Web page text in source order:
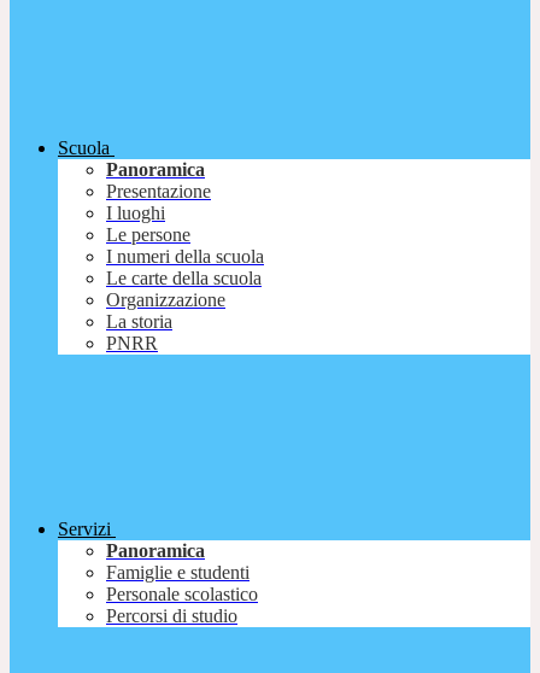
Scuola
Panoramica
Presentazione
I luoghi
Le persone
I numeri della scuola
Le carte della scuola
Organizzazione
La storia
PNRR
Servizi
Panoramica
Famiglie e studenti
Personale scolastico
Percorsi di studio